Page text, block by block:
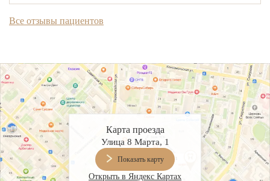
ПРОТЕЗИРОВАНИЕ
Протезирование на имплантах
Металлокерамические коронки
Безметалловая керамика
Вкладки
Протезирование All-on-4
Съемные зубные протезы
Все отзывы пациентов
Карта проезда
Улица 8 Марта, 1
Показать карту
Открыть в Яндекс Картах